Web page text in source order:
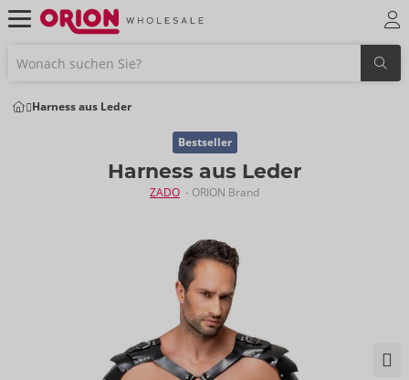
Harness aus Leder
Bestseller
Harness aus Leder
ZADO - ORION Brand